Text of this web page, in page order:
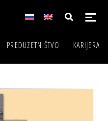
PREDUZETNIŠTVO KARIJERA